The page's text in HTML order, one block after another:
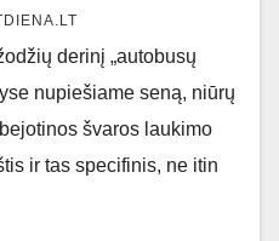
derinį „autobusų
nupiešiame seną, niūrų
švaros laukimo
ir tas specifinis, ne itin